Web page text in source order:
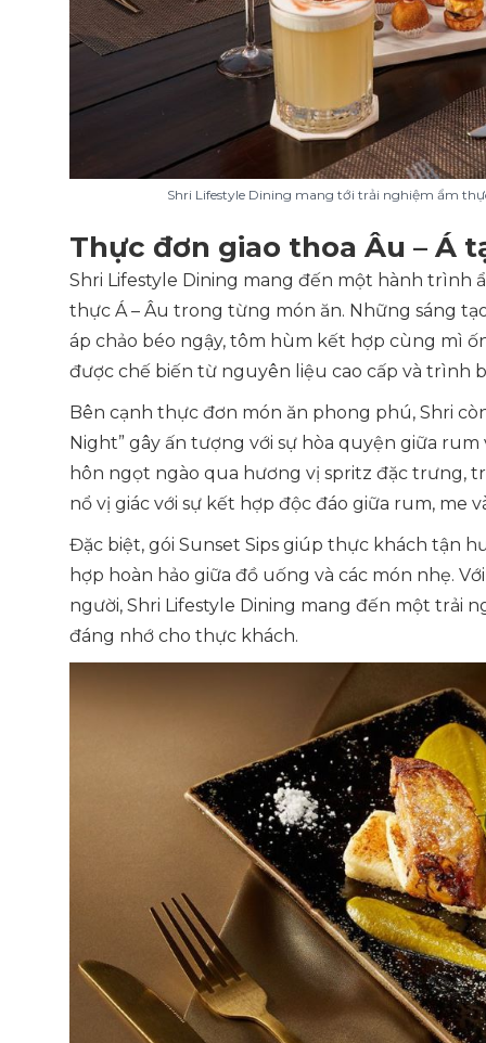
Shri Lifestyle Dining mang tới trải nghiệm ẩm
Thực đơn giao thoa Âu – Á
Shri Lifestyle Dining mang đến một hành trình
thực Á – Âu trong từng món ăn. Những sáng
áp chảo béo ngậy, tôm hùm kết hợp cùng mì
được chế biến từ nguyên liệu cao cấp và trình
Bên cạnh thực đơn món ăn phong phú, Shri
Night” gây ấn tượng với sự hòa quyện giữa rum
hôn ngọt ngào qua hương vị spritz đặc trưng,
nổ vị giác với sự kết hợp độc đáo giữa rum, me
Đặc biệt, gói Sunset Sips giúp thực khách tận
hợp hoàn hảo giữa đồ uống và các món nhẹ.
người, Shri Lifestyle Dining mang đến một trải
đáng nhớ cho thực khách.